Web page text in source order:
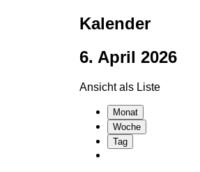
Kalender
6. April 2026
Ansicht als Liste
Monat
Woche
Tag